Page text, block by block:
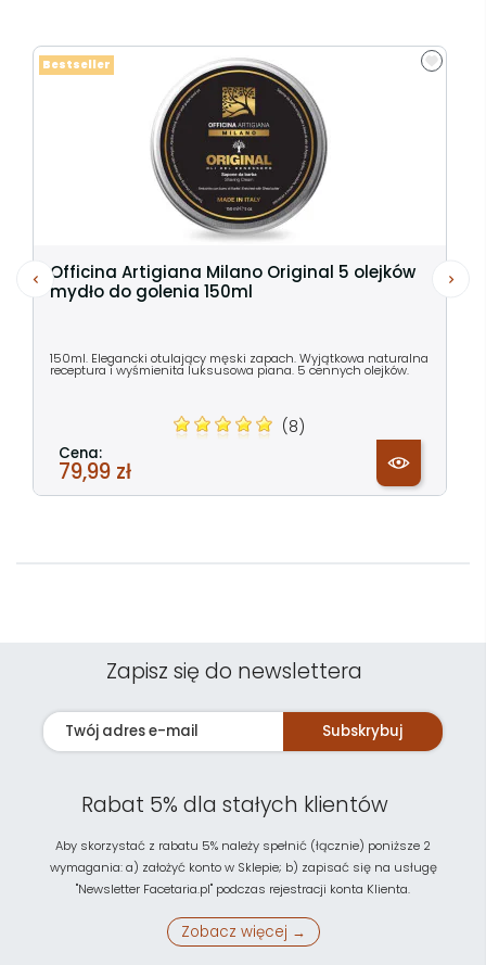
Officina Artigiana Milano Original 5 olejków
mydło do golenia 150ml
150ml. Elegancki otulający męski zapach. Wyjątkowa naturalna
receptura i wyśmienita luksusowa piana. 5 cennych olejków.
(8)
Cena:
79,99 zł
Bestseller
Zapisz się do newslettera
Subskrybuj
Rabat 5% dla stałych klientów
Aby skorzystać z rabatu 5% należy spełnić (łącznie) poniższe 2
wymagania: a) założyć konto w Sklepie; b) zapisać się na usługę
"Newsletter Facetaria.pl" podczas rejestracji konta Klienta.
Zobacz więcej →